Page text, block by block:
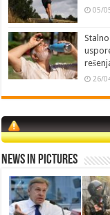
05/
26/
News in Pictures